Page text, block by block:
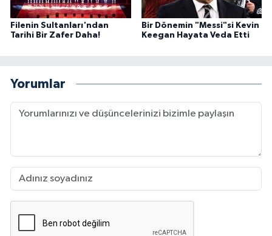
Filenin Sultanları'ndan
Tarihi Bir Zafer Daha!
Bir Dönemin "Messi"si Kevin
Keegan Hayata Veda Etti
Yorumlar